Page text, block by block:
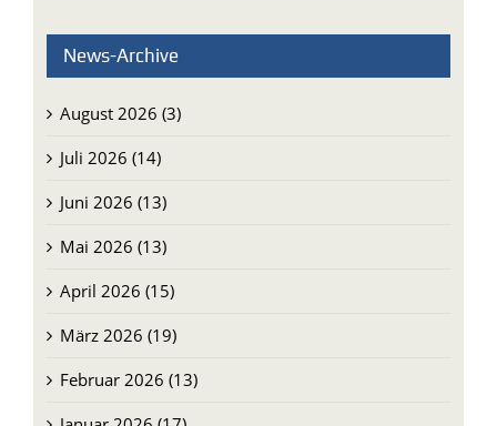
News-Archive
August 2026 (3)
Juli 2026 (14)
Juni 2026 (13)
Mai 2026 (13)
April 2026 (15)
März 2026 (19)
Februar 2026 (13)